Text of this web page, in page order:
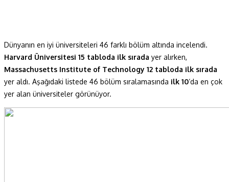
Dünyanın en iyi üniversiteleri 46 farklı bölüm altında incelendi.
Harvard Üniversitesi 15 tabloda ilk sırada yer alırken,
Massachusetts Institute of Technology 12 tabloda ilk sırada
yer aldı. Aşağıdaki listede 46 bölüm sıralamasında ilk 10‘da en çok
yer alan üniversiteler görünüyor.